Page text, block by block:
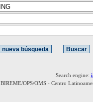
Search engine:
BIREME/OPS/OMS - Centro